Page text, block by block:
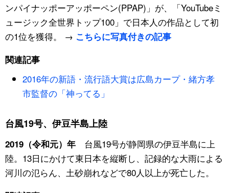
ンパイナッポーアッポーペン(PPAP)」が、「YouTubeミ
ュージック全世界トップ100」で日本人の作品として初
の1位を獲得。 → こちらに写真付きの記事
関連記事
2016年の新語・流行語大賞は広島カープ・緒方孝
市監督の「神ってる」
台風19号、伊豆半島上陸
2019（令和元）年台風19号が静岡県の伊豆半島に上
陸。13日にかけて東日本を縦断し、記録的な大雨による
河川の氾らん、土砂崩れなどで80人以上が死亡した。